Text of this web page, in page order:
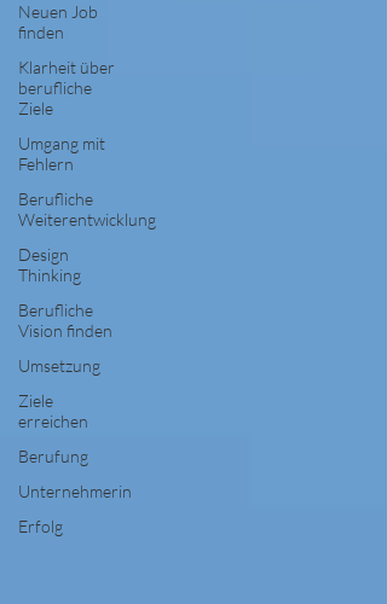
Neuen Job
finden
Klarheit über
berufliche
Ziele
Umgang mit
Fehlern
Berufliche
Weiterentwicklung
Design
Thinking
Berufliche
Vision finden
Umsetzung
Ziele
erreichen
Berufung
Unternehmerin
Erfolg